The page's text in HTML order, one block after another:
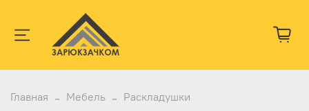
Главная Мебель Раскладушки